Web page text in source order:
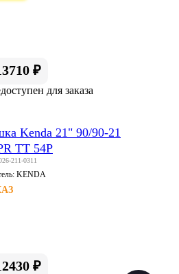
₽
для заказа
Kenda 21" 90/90-21
TT 54P
211-0311
KENDA
₽